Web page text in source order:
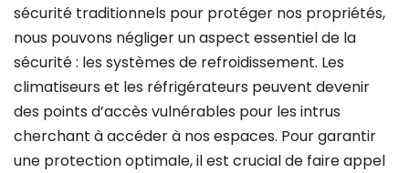
sécurité traditionnels pour protéger nos propriétés,
nous pouvons négliger un aspect essentiel de la
sécurité : les systèmes de refroidissement. Les
climatiseurs et les réfrigérateurs peuvent devenir
des points d’accès vulnérables pour les intrus
cherchant à accéder à nos espaces. Pour garantir
une protection optimale, il est crucial de faire appel